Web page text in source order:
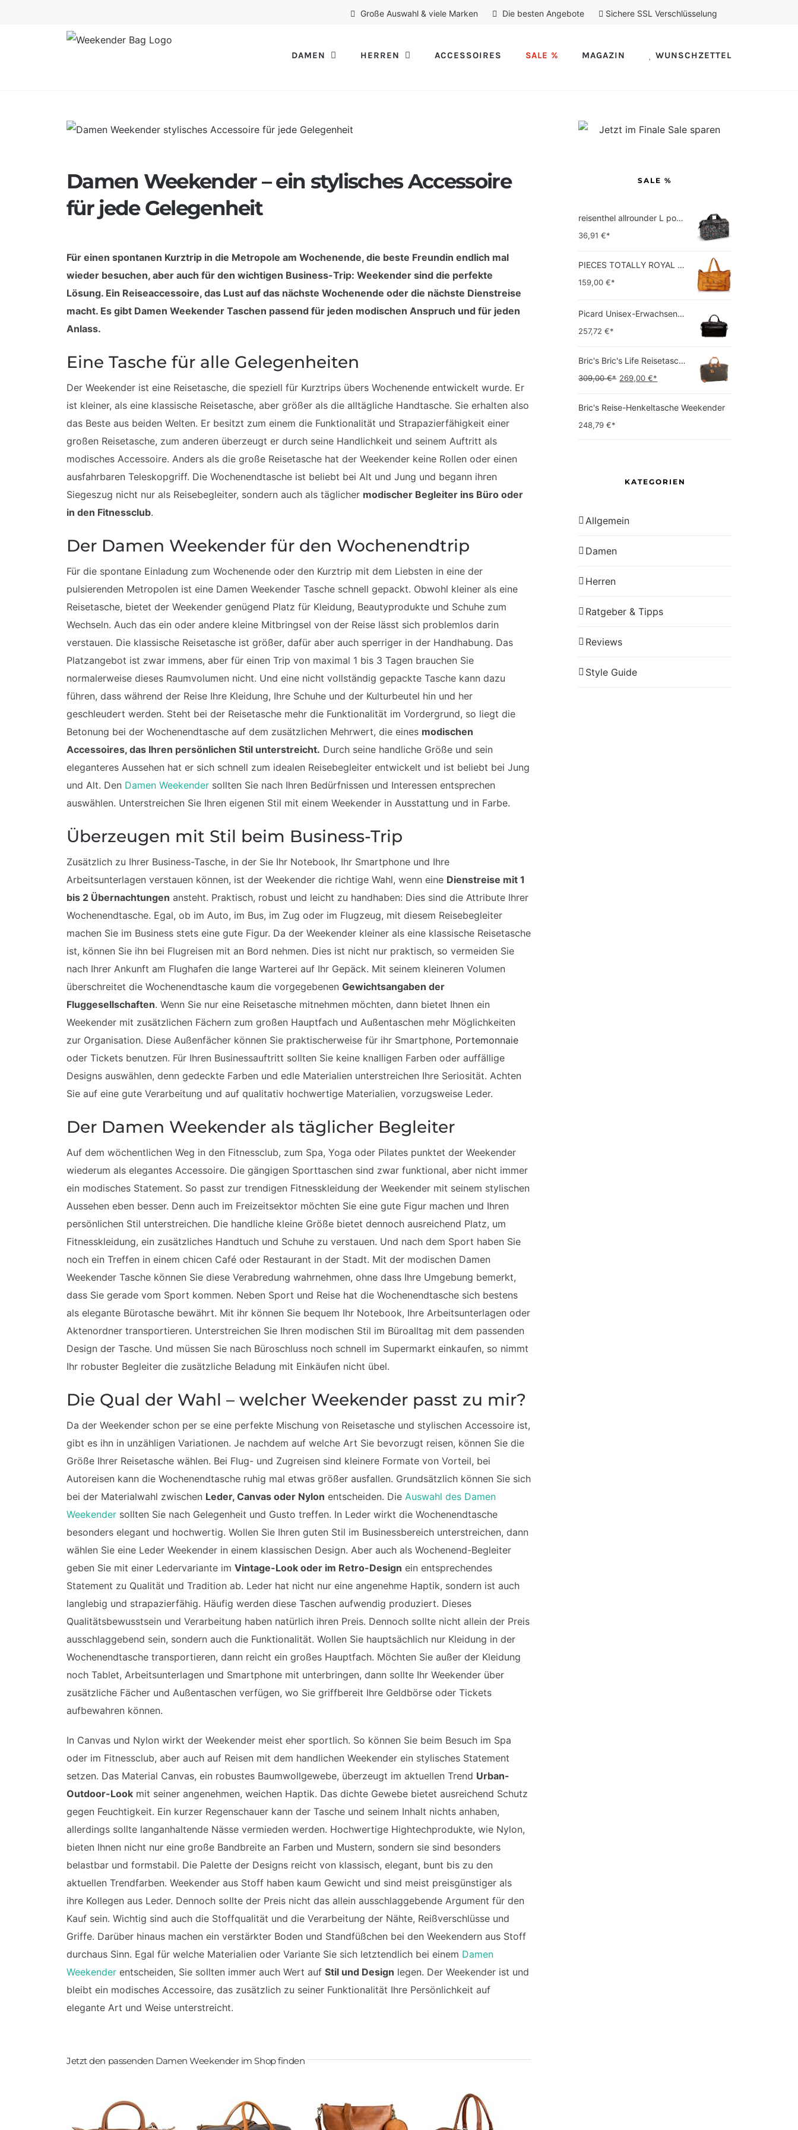
Große Auswahl & viele Marken Die besten Angebote Sichere SSL Verschlüsselung
DAMEN HERREN ACCESSOIRES SALE % MAGAZIN WUNSCHZETTEL
View
Damen Weekender – ein stylisches Accessoire
für jede Gelegenheit
Für einen spontanen Kurztrip in die Metropole am Wochenende, die beste Freundin endlich mal
wieder besuchen, aber auch für den wichtigen Business-Trip: Weekender sind die perfekte
Lösung. Ein Reiseaccessoire, das Lust auf das nächste Wochenende oder die nächste Dienstreise
macht. Es gibt Damen Weekender Taschen passend für jeden modischen Anspruch und für jeden
Anlass.
Eine Tasche für alle Gelegenheiten
Der Weekender ist eine Reisetasche, die speziell für Kurztrips übers Wochenende entwickelt wurde. Er
ist kleiner, als eine klassische Reisetasche, aber größer als die alltägliche Handtasche. Sie erhalten also
das Beste aus beiden Welten. Er besitzt zum einem die Funktionalität und Strapazierfähigkeit einer
großen Reisetasche, zum anderen überzeugt er durch seine Handlichkeit und seinem Auftritt als
modisches Accessoire. Anders als die große Reisetasche hat der Weekender keine Rollen oder einen
ausfahrbaren Teleskopgriff. Die Wochenendtasche ist beliebt bei Alt und Jung und begann ihren
Siegeszug nicht nur als Reisebegleiter, sondern auch als täglicher modischer Begleiter ins Büro oder
in den Fitnessclub.
Der Damen Weekender für den Wochenendtrip
Für die spontane Einladung zum Wochenende oder den Kurztrip mit dem Liebsten in eine der
pulsierenden Metropolen ist eine Damen Weekender Tasche schnell gepackt. Obwohl kleiner als eine
Reisetasche, bietet der Weekender genügend Platz für Kleidung, Beautyprodukte und Schuhe zum
Wechseln. Auch das ein oder andere kleine Mitbringsel von der Reise lässt sich problemlos darin
verstauen. Die klassische Reisetasche ist größer, dafür aber auch sperriger in der Handhabung. Das
Platzangebot ist zwar immens, aber für einen Trip von maximal 1 bis 3 Tagen brauchen Sie
normalerweise dieses Raumvolumen nicht. Und eine nicht vollständig gepackte Tasche kann dazu
führen, dass während der Reise Ihre Kleidung, Ihre Schuhe und der Kulturbeutel hin und her
geschleudert werden. Steht bei der Reisetasche mehr die Funktionalität im Vordergrund, so liegt die
Betonung bei der Wochenendtasche auf dem zusätzlichen Mehrwert, die eines modischen
Accessoires, das Ihren persönlichen Stil unterstreicht. Durch seine handliche Größe und sein
eleganteres Aussehen hat er sich schnell zum idealen Reisebegleiter entwickelt und ist beliebt bei Jung
und Alt. Den Damen Weekender sollten Sie nach Ihren Bedürfnissen und Interessen entsprechen
auswählen. Unterstreichen Sie Ihren eigenen Stil mit einem Weekender in Ausstattung und in Farbe.
Überzeugen mit Stil beim Business-Trip
Zusätzlich zu Ihrer Business-Tasche, in der Sie Ihr Notebook, Ihr Smartphone und Ihre
Arbeitsunterlagen verstauen können, ist der Weekender die richtige Wahl, wenn eine Dienstreise mit 1
bis 2 Übernachtungen ansteht. Praktisch, robust und leicht zu handhaben: Dies sind die Attribute Ihrer
Wochenendtasche. Egal, ob im Auto, im Bus, im Zug oder im Flugzeug, mit diesem Reisebegleiter
machen Sie im Business stets eine gute Figur. Da der Weekender kleiner als eine klassische Reisetasche
ist, können Sie ihn bei Flugreisen mit an Bord nehmen. Dies ist nicht nur praktisch, so vermeiden Sie
nach Ihrer Ankunft am Flughafen die lange Warterei auf Ihr Gepäck. Mit seinem kleineren Volumen
überschreitet die Wochenendtasche kaum die vorgegebenen Gewichtsangaben der
Fluggesellschaften. Wenn Sie nur eine Reisetasche mitnehmen möchten, dann bietet Ihnen ein
Weekender mit zusätzlichen Fächern zum großen Hauptfach und Außentaschen mehr Möglichkeiten
zur Organisation. Diese Außenfächer können Sie praktischerweise für ihr Smartphone, Portemonnaie
oder Tickets benutzen. Für Ihren Businessauftritt sollten Sie keine knalligen Farben oder auffällige
Designs auswählen, denn gedeckte Farben und edle Materialien unterstreichen Ihre Seriosität. Achten
Sie auf eine gute Verarbeitung und auf qualitativ hochwertige Materialien, vorzugsweise Leder.
Der Damen Weekender als täglicher Begleiter
Auf dem wöchentlichen Weg in den Fitnessclub, zum Spa, Yoga oder Pilates punktet der Weekender
wiederum als elegantes Accessoire. Die gängigen Sporttaschen sind zwar funktional, aber nicht immer
ein modisches Statement. So passt zur trendigen Fitnesskleidung der Weekender mit seinem stylischen
Aussehen eben besser. Denn auch im Freizeitsektor möchten Sie eine gute Figur machen und Ihren
persönlichen Stil unterstreichen. Die handliche kleine Größe bietet dennoch ausreichend Platz, um
Fitnesskleidung, ein zusätzliches Handtuch und Schuhe zu verstauen. Und nach dem Sport haben Sie
noch ein Treffen in einem chicen Café oder Restaurant in der Stadt. Mit der modischen Damen
Weekender Tasche können Sie diese Verabredung wahrnehmen, ohne dass Ihre Umgebung bemerkt,
dass Sie gerade vom Sport kommen. Neben Sport und Reise hat die Wochenendtasche sich bestens
als elegante Bürotasche bewährt. Mit ihr können Sie bequem Ihr Notebook, Ihre Arbeitsunterlagen oder
Aktenordner transportieren. Unterstreichen Sie Ihren modischen Stil im Büroalltag mit dem passenden
Design der Tasche. Und müssen Sie nach Büroschluss noch schnell im Supermarkt einkaufen, so nimmt
Ihr robuster Begleiter die zusätzliche Beladung mit Einkäufen nicht übel.
Die Qual der Wahl – welcher Weekender passt zu mir?
Da der Weekender schon per se eine perfekte Mischung von Reisetasche und stylischen Accessoire ist,
gibt es ihn in unzähligen Variationen. Je nachdem auf welche Art Sie bevorzugt reisen, können Sie die
Größe Ihrer Reisetasche wählen. Bei Flug- und Zugreisen sind kleinere Formate von Vorteil, bei
Autoreisen kann die Wochenendtasche ruhig mal etwas größer ausfallen. Grundsätzlich können Sie sich
bei der Materialwahl zwischen Leder, Canvas oder Nylon entscheiden. Die Auswahl des Damen
Weekender sollten Sie nach Gelegenheit und Gusto treffen. In Leder wirkt die Wochenendtasche
besonders elegant und hochwertig. Wollen Sie Ihren guten Stil im Businessbereich unterstreichen, dann
wählen Sie eine Leder Weekender in einem klassischen Design. Aber auch als Wochenend-Begleiter
geben Sie mit einer Ledervariante im Vintage-Look oder im Retro-Design ein entsprechendes
Statement zu Qualität und Tradition ab. Leder hat nicht nur eine angenehme Haptik, sondern ist auch
langlebig und strapazierfähig. Häufig werden diese Taschen aufwendig produziert. Dieses
Qualitätsbewusstsein und Verarbeitung haben natürlich ihren Preis. Dennoch sollte nicht allein der Preis
ausschlaggebend sein, sondern auch die Funktionalität. Wollen Sie hauptsächlich nur Kleidung in der
Wochenendtasche transportieren, dann reicht ein großes Hauptfach. Möchten Sie außer der Kleidung
noch Tablet, Arbeitsunterlagen und Smartphone mit unterbringen, dann sollte Ihr Weekender über
zusätzliche Fächer und Außentaschen verfügen, wo Sie griffbereit Ihre Geldbörse oder Tickets
aufbewahren können.
In Canvas und Nylon wirkt der Weekender meist eher sportlich. So können Sie beim Besuch im Spa
oder im Fitnessclub, aber auch auf Reisen mit dem handlichen Weekender ein stylisches Statement
setzen. Das Material Canvas, ein robustes Baumwollgewebe, überzeugt im aktuellen Trend Urban-
Outdoor-Look mit seiner angenehmen, weichen Haptik. Das dichte Gewebe bietet ausreichend Schutz
gegen Feuchtigkeit. Ein kurzer Regenschauer kann der Tasche und seinem Inhalt nichts anhaben,
allerdings sollte langanhaltende Nässe vermieden werden. Hochwertige Hightechprodukte, wie Nylon,
bieten Ihnen nicht nur eine große Bandbreite an Farben und Mustern, sondern sie sind besonders
belastbar und formstabil. Die Palette der Designs reicht von klassisch, elegant, bunt bis zu den
aktuellen Trendfarben. Weekender aus Stoff haben kaum Gewicht und sind meist preisgünstiger als
ihre Kollegen aus Leder. Dennoch sollte der Preis nicht das allein ausschlaggebende Argument für den
Kauf sein. Wichtig sind auch die Stoffqualität und die Verarbeitung der Nähte, Reißverschlüsse und
Griffe. Darüber hinaus machen ein verstärkter Boden und Standfüßchen bei den Weekendern aus Stoff
durchaus Sinn. Egal für welche Materialien oder Variante Sie sich letztendlich bei einem Damen
Weekender entscheiden, Sie sollten immer auch Wert auf Stil und Design legen. Der Weekender ist und
bleibt ein modisches Accessoire, das zusätzlich zu seiner Funktionalität Ihre Persönlichkeit auf
elegante Art und Weise unterstreicht.
Jetzt den passenden Damen Weekender im Shop finden
Corno d´Oro
SALE %
reisenthel allrounder L pocket  Vielseitige Doktortasche für Reise, Arbeit und Freizeit  Mit praktischer Trolley…
36,91€*
PIECES TOTALLY ROYAL LEATHER TRAVEL BAG 17055349 Damen Umhängetaschen ,1 Groesse (51 x 33 x 14,5 cm)
159,00€*
Picard Unisex-Erwachsene Buddy Gepäck- Handgepäck
257,72€*
Bric's Bric's Life Reisetasche Handgepäck Bric's Life Reisetasche Handgepäck
309,00€* Ursprünglicher
war:
269,00€*
ist:
Bric's Reise-Henkeltasche Weekender
248,79€*
KATEGORIEN
Allgemein
Damen
Herren
Ratgeber & Tipps
Reviews
Style Guide